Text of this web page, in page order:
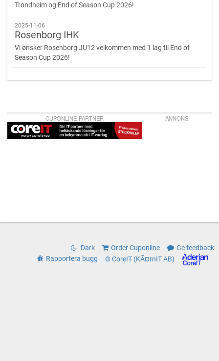
Trondheim og End of Season Cup 2026!
2025-11-06
Rosenborg IHK
Vi ønsker Rosenborg JU12 velkommen med 1 lag til End of
Season Cup 2026!
CUPONLINE-PARTNER ANNONS
Dark Order Cuponline
Ge feedback
Rapportera bugg
© CoreIT (KÃ¤rnIT AB)